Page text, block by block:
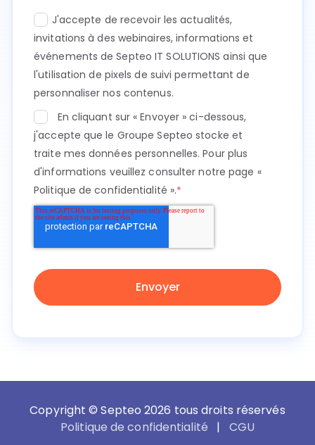
J'accepte de recevoir les actualités,
invitations à des webinaires, informations et
événements de Septeo IT SOLUTIONS ainsi que
l'utilisation de pixels de suivi permettant de
personnaliser nos contenus.
En cliquant sur « Envoyer » ci-dessous,
j'accepte que le Groupe Septeo stocke et
traite mes données personnelles. Pour plus
d'informations veuillez consulter notre page «
Politique de confidentialité ».*
Copyright © Septeo 2026 tous droits réservés
Politique de confidentialité | CGU